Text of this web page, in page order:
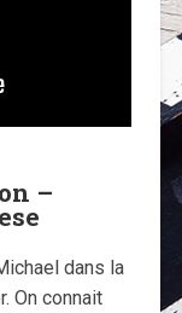
–
dans la
On connait